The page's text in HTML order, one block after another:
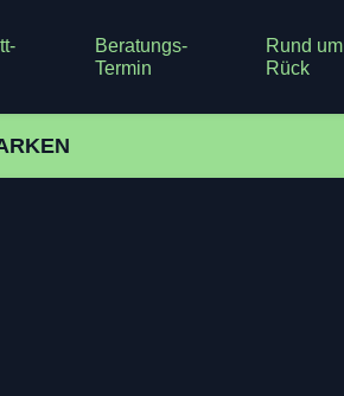
Beratungs-
Termin
Rund um
Rück